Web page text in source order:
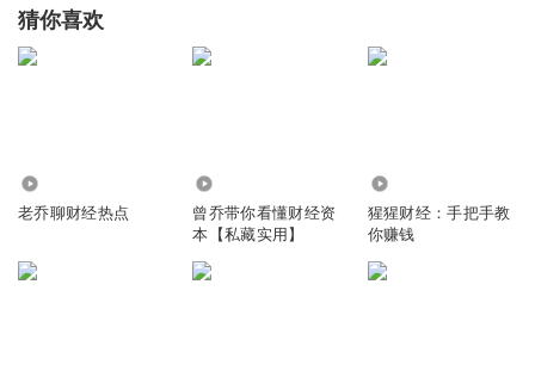
猜你喜欢
老乔聊财经热点
曾乔带你看懂财经资
本【私藏实用】
猩猩财经：手把手教
你赚钱